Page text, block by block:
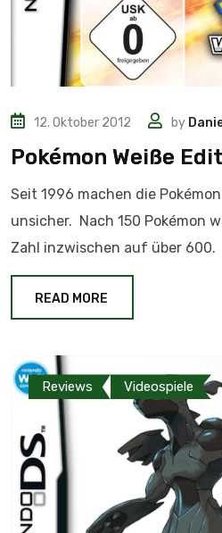
12. Oktober 2012 by
Pokémon Weiße
Seit 1996 machen die
unsicher. Nach 150 Pokémon
Zahl inzwischen auf über 600.
READ MORE
Reviews Videospiele